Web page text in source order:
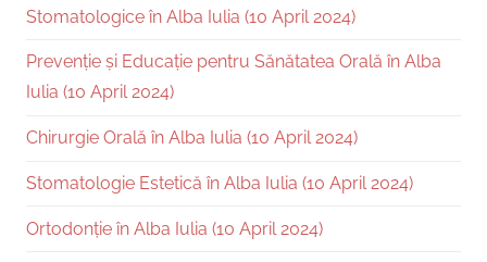
Stomatologice în Alba Iulia (10 April 2024)
Prevenție și Educație pentru Sănătatea Orală în Alba
Iulia (10 April 2024)
Chirurgie Orală în Alba Iulia (10 April 2024)
Stomatologie Estetică în Alba Iulia (10 April 2024)
Ortodonție în Alba Iulia (10 April 2024)